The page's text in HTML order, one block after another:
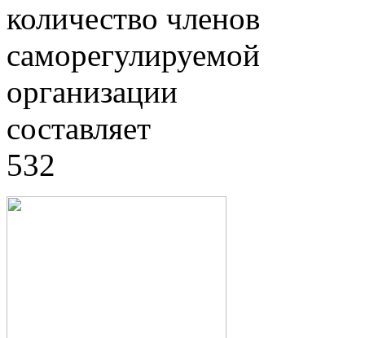
количество членов
саморегулируемой
организации
составляет
532